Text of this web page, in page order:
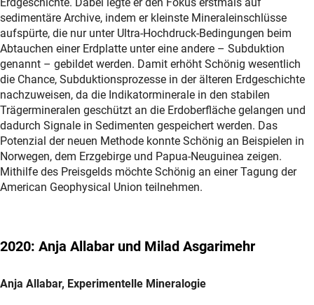
sedimentäre Archive, indem er kleinste Mineraleinschlüsse
aufspürte, die nur unter Ultra-Hochdruck-Bedingungen beim
Abtauchen einer Erdplatte unter eine andere – Subduktion
genannt – gebildet werden. Damit erhöht Schönig wesentlich
die Chance, Subduktionsprozesse in der älteren Erdgeschichte
nachzuweisen, da die Indikatorminerale in den stabilen
Trägermineralen geschützt an die Erdoberfläche gelangen und
dadurch Signale in Sedimenten gespeichert werden. Das
Potenzial der neuen Methode konnte Schönig an Beispielen in
Norwegen, dem Erzgebirge und Papua-Neuguinea zeigen.
Mithilfe des Preisgelds möchte Schönig an einer Tagung der
American Geophysical Union teilnehmen.
2020: Anja Allabar und Milad Asgarimehr
Anja Allabar, Experimentelle Mineralogie